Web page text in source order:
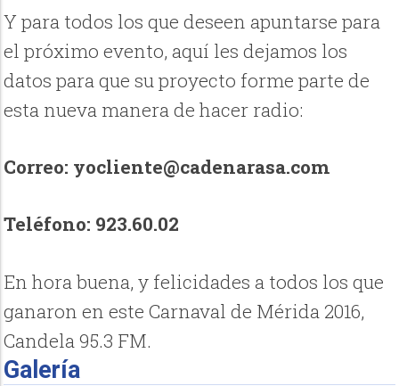
Y para todos los que deseen apuntarse para
el próximo evento, aquí les dejamos los
datos para que su proyecto forme parte de
esta nueva manera de hacer radio:
Correo: yocliente@cadenarasa.com
Teléfono: 923.60.02
En hora buena, y felicidades a todos los que
ganaron en este Carnaval de Mérida 2016,
Candela 95.3 FM.
Galería